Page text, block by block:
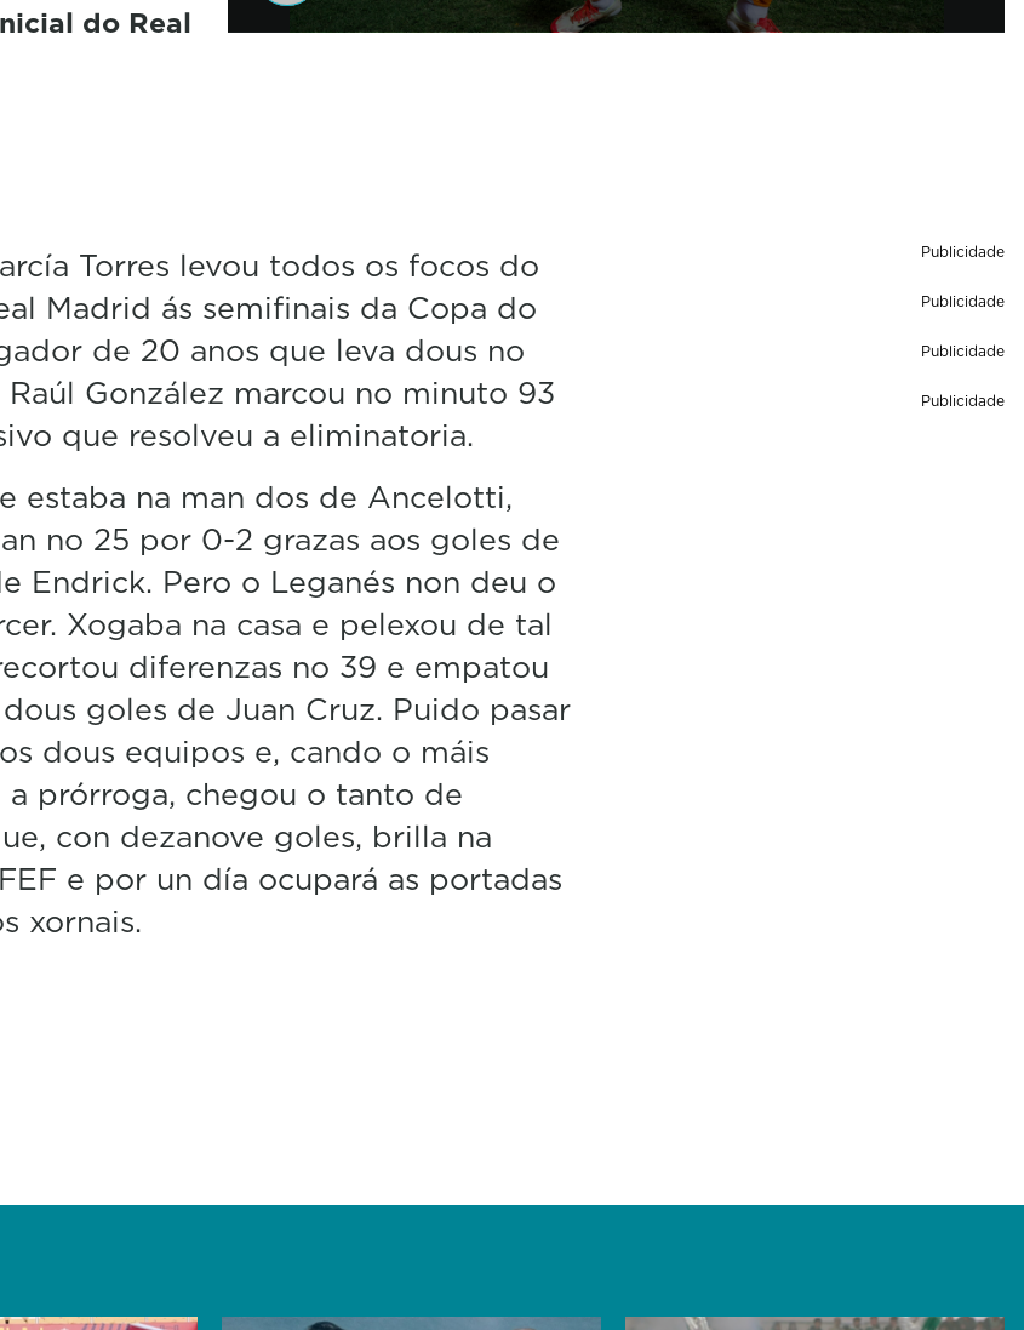
do Real
5
i
n
u
s
9
e
o
s
o
u
e
0
%
Torres levou todos os focos do
Madrid ás semifinais da Copa do
de 20 anos que leva dous no
González marcou no minuto 93
que resolveu a eliminatoria.
estaba na man dos de Ancelotti,
no 25 por 0-2 grazas aos goles de
Endrick. Pero o Leganés non deu o
Xogaba na casa e pelexou de tal
diferenzas no 39 e empatou
goles de Juan Cruz. Puido pasar
dous equipos e, cando o máis
a prórroga, chegou o tanto de
con dezanove goles, brilla na
e por un día ocupará as portadas
xornais.
Publicidade
Publicidade
Publicidade
Publicidade